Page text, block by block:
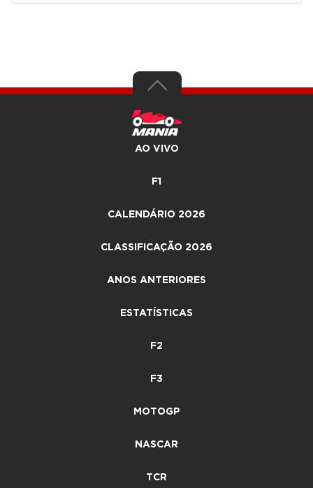
AO VIVO
F1
CALENDÁRIO 2026
CLASSIFICAÇÃO 2026
ANOS ANTERIORES
ESTATÍSTICAS
F2
F3
MOTOGP
NASCAR
TCR